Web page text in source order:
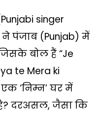
a
l
a
r
e
singer
पंजाब (Punjab) में
बोल हैं “Je
te Mera ki
‘निम्न’ घर में
दरअसल, जैसा कि